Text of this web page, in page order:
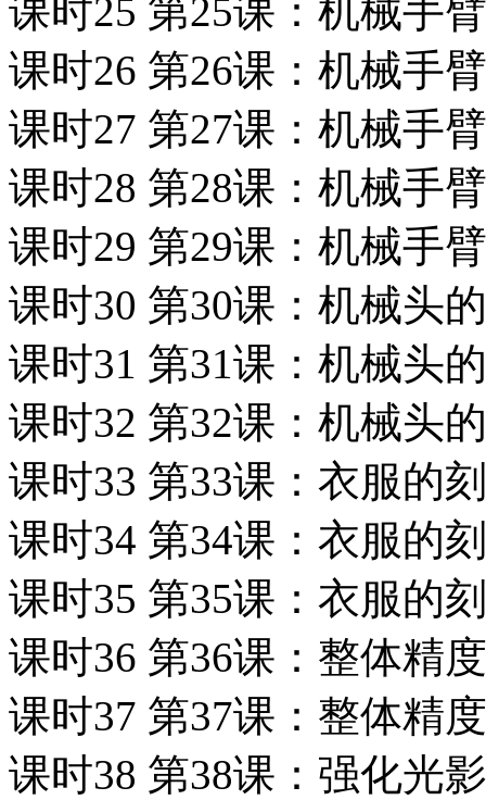
课时25 第25课：机械手
课时26 第26课：机械手
课时27 第27课：机械手
课时28 第28课：机械手
课时29 第29课：机械手
课时30 第30课：机械头
课时31 第31课：机械头
课时32 第32课：机械头
课时33 第33课：衣服的
课时34 第34课：衣服的
课时35 第35课：衣服的
课时36 第36课：整体精
课时37 第37课：整体精
课时38 第38课：强化光